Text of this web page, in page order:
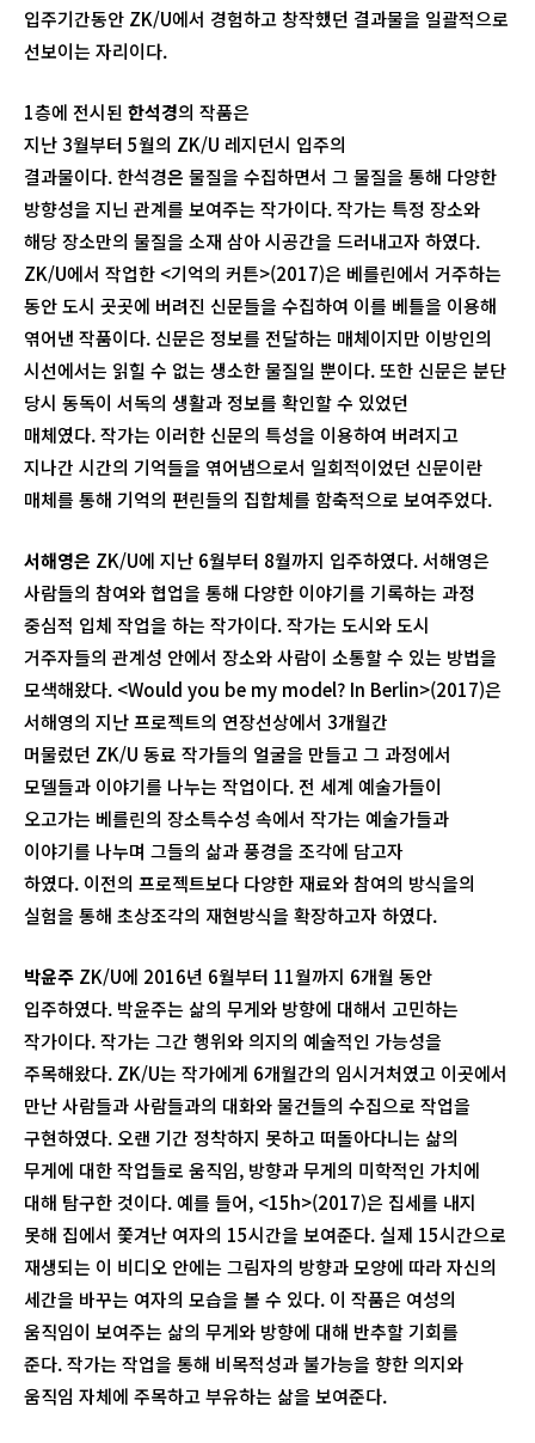
입주기간동안 ZK/U에서 경험하고 창작했던 결과물을 일괄적으로
선보이는 자리이다.
1층에 전시된 한석경의 작품은
지난 3월부터 5월의 ZK/U 레지던시 입주의
결과물이다. 한석경은 물질을 수집하면서 그 물질을 통해 다양한
방향성을 지닌 관계를 보여주는 작가이다. 작가는 특정 장소와
해당 장소만의 물질을 소재 삼아 시공간을 드러내고자 하였다.
ZK/U에서 작업한 <기억의 커튼>(2017)은 베를린에서 거주하는
동안 도시 곳곳에 버려진 신문들을 수집하여 이를 베틀을 이용해
엮어낸 작품이다. 신문은 정보를 전달하는 매체이지만 이방인의
시선에서는 읽힐 수 없는 생소한 물질일 뿐이다. 또한 신문은 분단
당시 동독이 서독의 생활과 정보를 확인할 수 있었던
매체였다. 작가는 이러한 신문의 특성을 이용하여 버려지고
지나간 시간의 기억들을 엮어냄으로서 일회적이었던 신문이란
매체를 통해 기억의 편린들의 집합체를 함축적으로 보여주었다.
서해영은 ZK/U에 지난 6월부터 8월까지 입주하였다. 서해영은
사람들의 참여와 협업을 통해 다양한 이야기를 기록하는 과정
중심적 입체 작업을 하는 작가이다. 작가는 도시와 도시
거주자들의 관계성 안에서 장소와 사람이 소통할 수 있는 방법을
모색해왔다. <Would you be my model? In Berlin>(2017)은
서해영의 지난 프로젝트의 연장선상에서 3개월간
머물렀던 ZK/U 동료 작가들의 얼굴을 만들고 그 과정에서
모델들과 이야기를 나누는 작업이다. 전 세계 예술가들이
오고가는 베를린의 장소특수성 속에서 작가는 예술가들과
이야기를 나누며 그들의 삶과 풍경을 조각에 담고자
하였다. 이전의 프로젝트보다 다양한 재료와 참여의 방식을의
실험을 통해 초상조각의 재현방식을 확장하고자 하였다.
박윤주 ZK/U에 2016년 6월부터 11월까지 6개월 동안
입주하였다. 박윤주는 삶의 무게와 방향에 대해서 고민하는
작가이다. 작가는 그간 행위와 의지의 예술적인 가능성을
주목해왔다. ZK/U는 작가에게 6개월간의 임시거처였고 이곳에서
만난 사람들과 사람들과의 대화와 물건들의 수집으로 작업을
구현하였다. 오랜 기간 정착하지 못하고 떠돌아다니는 삶의
무게에 대한 작업들로 움직임, 방향과 무게의 미학적인 가치에
대해 탐구한 것이다. 예를 들어, <15h>(2017)은 집세를 내지
못해 집에서 쫓겨난 여자의 15시간을 보여준다. 실제 15시간으로
재생되는 이 비디오 안에는 그림자의 방향과 모양에 따라 자신의
세간을 바꾸는 여자의 모습을 볼 수 있다. 이 작품은 여성의
움직임이 보여주는 삶의 무게와 방향에 대해 반추할 기회를
준다. 작가는 작업을 통해 비목적성과 불가능을 향한 의지와
움직임 자체에 주목하고 부유하는 삶을 보여준다.